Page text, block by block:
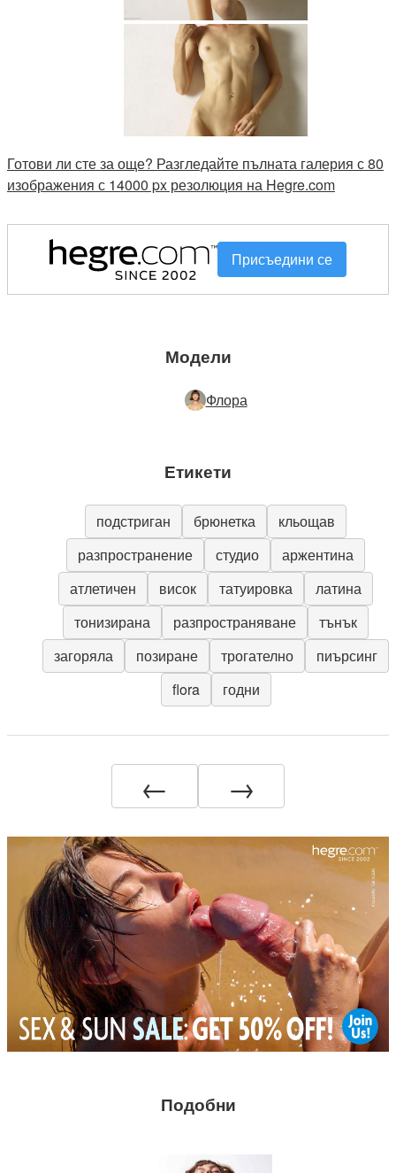
Готови ли сте за още? Разгледайте пълната галерия с 80
изображения с 14000 px резолюция на Hegre.com
Присъедини се
Модели
Флора
Етикети
подстриган брюнетка
кльощав
разпространение
студио
аржентина
атлетичен
висок татуировка
латина
тонизирана
разпространяване
тънък
загоряла
позиране трогателно
пиърсинг
flora
годни
← →
Подобни